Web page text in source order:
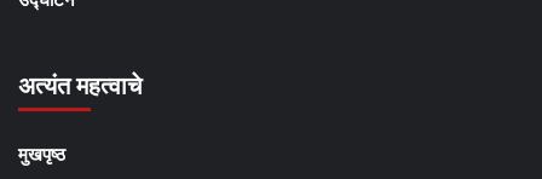
अत्यंत महत्वाचे
मुखपृष्ठ